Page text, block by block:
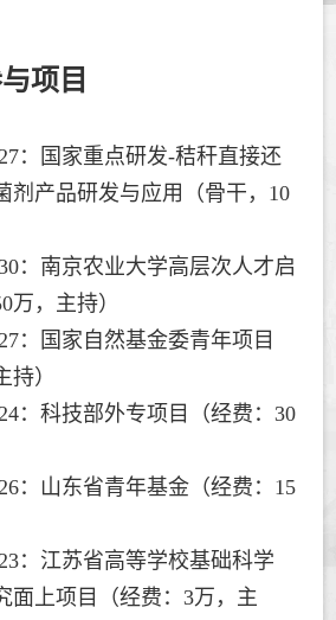
项目
：国家重点研发-秸秆直接还
剂产品研发与应用（骨干，10
： 南京农业大学高层次人才启
万，主持）
国家自然基金委青年项目
持）
科技部外专项目（经费：30
山东省青年基金（经费：15
江苏省高等学校基础科学
面上项目（经费：3万，主